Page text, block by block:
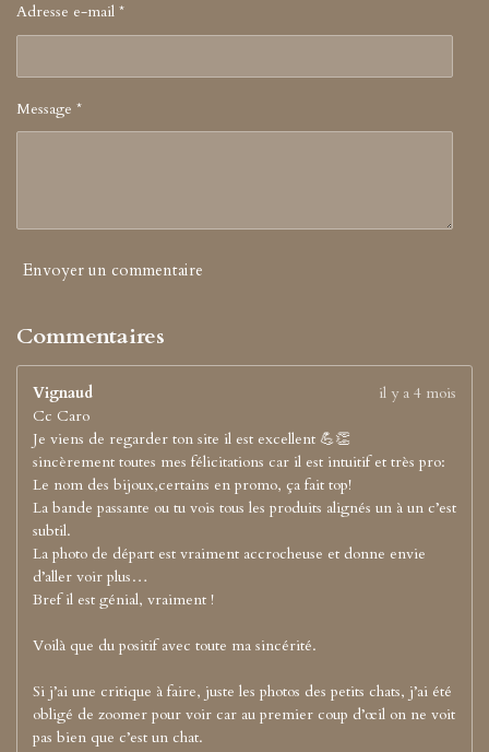
Adresse e-mail *
Message *
Envoyer un commentaire
Commentaires
Vignaud
il y a 4 mois
Cc Caro
Je viens de regarder ton site il est excellent 💪👏
sincèrement toutes mes félicitations car il est intuitif et très pro:
Le nom des bijoux,certains en promo, ça fait top!
La bande passante ou tu vois tous les produits alignés un à un c’est
subtil.
La photo de départ est vraiment accrocheuse et donne envie
d’aller voir plus…
Bref il est génial, vraiment !
Voilà que du positif avec toute ma sincérité.
Si j’ai une critique à faire, juste les photos des petits chats, j’ai été
obligé de zoomer pour voir car au premier coup d’œil on ne voit
pas bien que c’est un chat.